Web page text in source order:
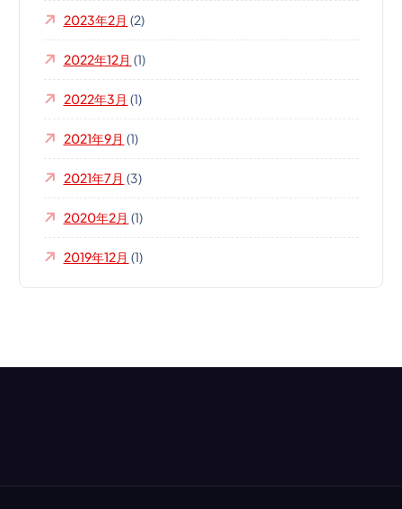
2023年2月 (2)
2022年12月 (1)
2022年3月 (1)
2021年9月 (1)
2021年7月 (3)
2020年2月 (1)
2019年12月 (1)